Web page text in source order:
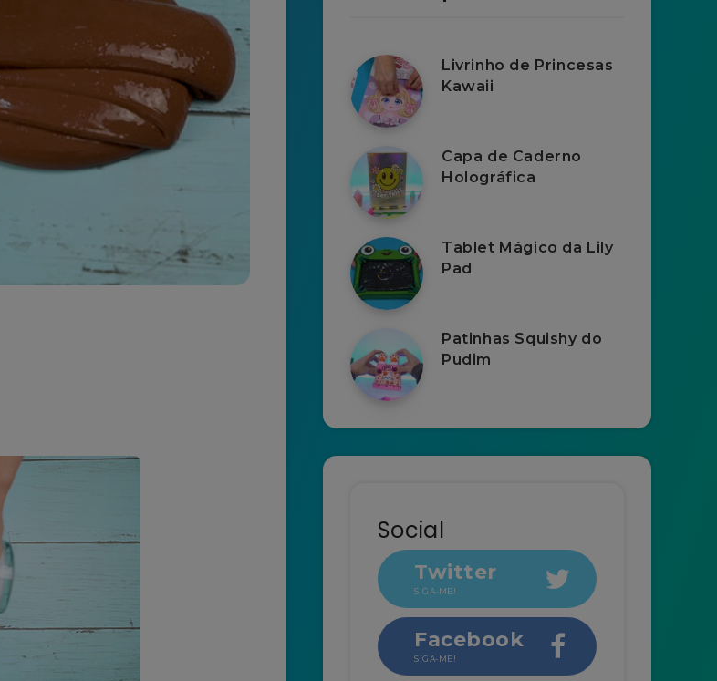
Livrinho de Princesas
Kawaii
Capa de Caderno
Holográfica
Tablet Mágico da Lily
Pad
Patinhas Squishy do
Pudim
Social
Twitter
SIGA-ME!
Facebook
SIGA-ME!